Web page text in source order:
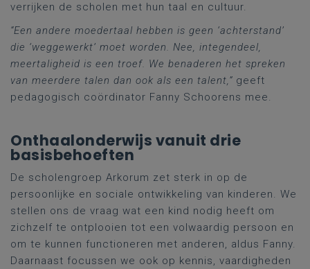
verrijken de scholen met hun taal en cultuur.
“Een andere moedertaal hebben is geen ‘achterstand’
die ‘weggewerkt’ moet worden. Nee, integendeel,
meertaligheid is een troef. We benaderen het spreken
van meerdere talen dan ook als een talent,” geeft
pedagogisch coördinator Fanny Schoorens mee.
Onthaalonderwijs vanuit drie
basisbehoeften
De scholengroep Arkorum zet sterk in op de
persoonlijke en sociale ontwikkeling van kinderen. We
stellen ons de vraag wat een kind nodig heeft om
zichzelf te ontplooien tot een volwaardig persoon en
om te kunnen functioneren met anderen, aldus Fanny.
Daarnaast focussen we ook op kennis, vaardigheden